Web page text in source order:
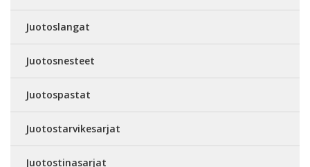
Juotoslangat
Juotosnesteet
Juotospastat
Juotostarvikesarjat
Juotostinasarjat